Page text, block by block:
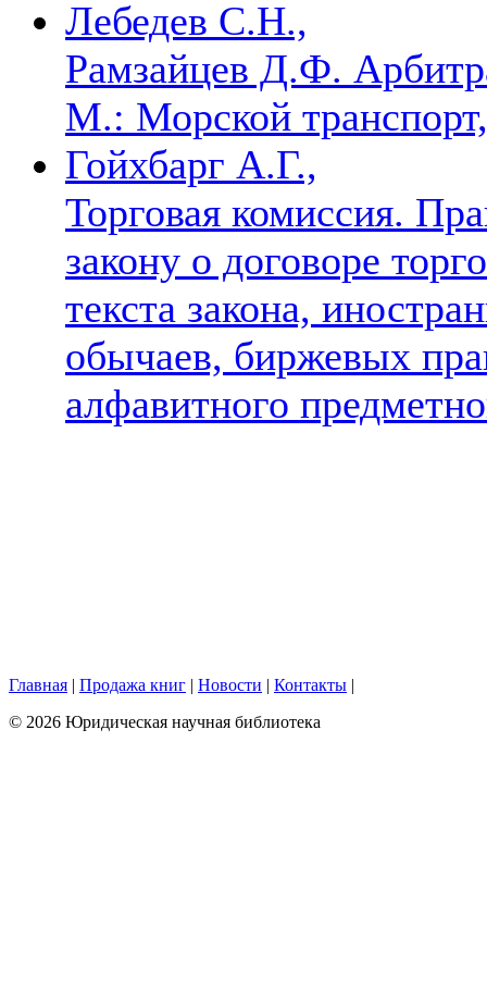
Лебедев С.Н.,
Рамзайцев Д.Ф.
М.: Морской
Гойхбарг А.Г.,
Торговая комиссия.
закону о договоре
текста закона,
обычаев, биржевых
алфавитного
Главная | Продажа книг | Новости | Контакты |
© 2026 Юридическая научная библиотека